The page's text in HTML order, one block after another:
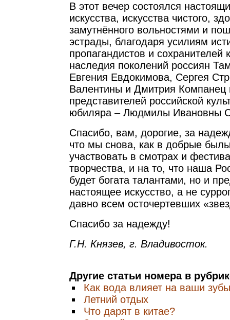
В этот вечер состоялся
искусства, искусства чистого,
замутнённого вольностями и
эстрады, благодаря усилиям
пропагандистов и сохранителей
наследия поколений россиян
Евгения Евдокимова, Сергея
Валентины и Дмитрия Компанец
представителей российской
юбиляра – Людмилы Ивановны
Спасибо, вам, дорогие, за
что мы снова, как в добрые
участвовать в смотрах и
творчества, и на то, что наша
будет богата талантами, но и
настоящее искусство, а не
давно всем осточертевших
Спасибо за надежду!
Г.Н. Князев, г. Владивосток.
Другие статьи номера в
Как вода влияет на ваши
Летний отдых
Что дарят в китае?